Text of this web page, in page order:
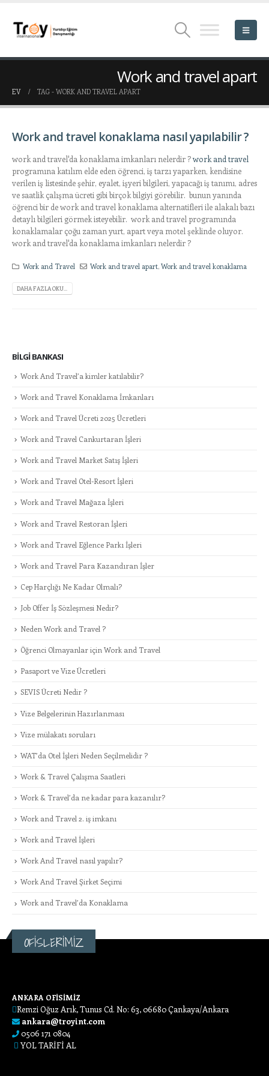
Work and travel apart
EV TAG - WORK AND TRAVEL APART
Work and travel konaklama nasıl yapılabilir ?
work and travel'da konaklama imkanları nelerdir ?work and travel
programına katılım elde eden öğrenci, iş tarzı yaparken, kendisine
verilen iş listesinde şehir, eyalet, işyeri bilgileri, yapacağı iş tanımı, adres
ve saatlik çalışma ücreti gibi birçok bilgiyi görebilir. bunun yanında
öğrenci bir de work and travel konaklama alternatifleri ile alakalı bazı
detaylı bilgileri görmek isteyebilir. work and travel programında
konaklamalar çoğu zaman yurt, apart veya motel şeklinde oluyor.
work and travel'da konaklama imkanları nelerdir ?
Work and Travel Work and travel apart,Work and travel konaklama
DAHA FAZLA OKU...
BILGI BANKASI
Work And Travel’a kimler katılabilir?
Work and Travel Konaklama İmkanları
Work and Travel Ücreti 2025 Ücretleri
Work and Travel Cankurtaran İşleri
Work and Travel Market Satış İşleri
Work and Travel Otel-Resort İşleri
Work and Travel Mağaza İşleri
Work and Travel Restoran İşleri
Work and Travel Eğlence Parkı İşleri
Work and Travel Para Kazandıran İşler
Cep Harçlığı Ne Kadar Olmalı?
Job Offer İş Sözleşmesi Nedir?
Neden Work and Travel ?
Öğrenci Olmayanlar için Work and Travel
Pasaport ve Vize Ücretleri
SEVIS Ücreti Nedir ?
Vize Belgelerinin Hazırlanması
Vize mülakatı soruları
WAT’da Otel İşleri Neden Seçilmelidir ?
Work & Travel Çalışma Saatleri
Work & Travel’da ne kadar para kazanılır?
Work and Travel 2. iş imkanı
Work and Travel İşleri
Work And Travel nasıl yapılır?
Work And Travel Şirket Seçimi
Work and Travel’da Konaklama
OFİSLERİMİZ
ANKARA OFİSİMİZ
Remzi Oğuz Arık, Tunus Cd. No: 63, 06680 Çankaya/Ankara
ankara@troyint.com
0506 171 0804
YOL TARİFİ AL